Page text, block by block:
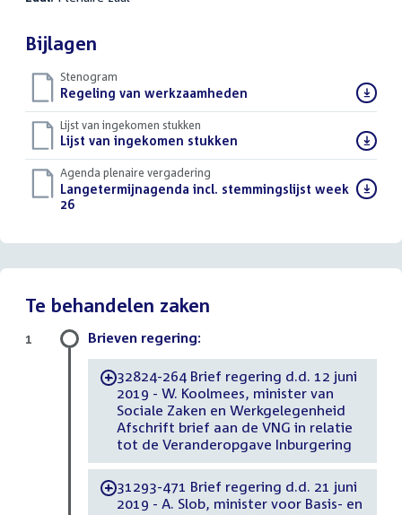
Bijlagen
Stenogram
Download
bestand:
Regeling van werkzaamheden
Lijst van ingekomen stukken
Download
bestand:
Lijst van ingekomen stukken
Agenda plenaire vergadering
Download
bestand:
Langetermijnagenda incl. stemmingslijst week
26()
Te behandelen zaken
Brieven regering:
-32824-264 Brief regering d.d. 12 juni
2019 - W. Koolmees, minister van
Sociale Zaken en Werkgelegenheid
Afschrift brief aan de VNG in relatie
tot de Veranderopgave Inburgering
-31293-471 Brief regering d.d. 21 juni
2019 - A. Slob, minister voor Basis- en
1